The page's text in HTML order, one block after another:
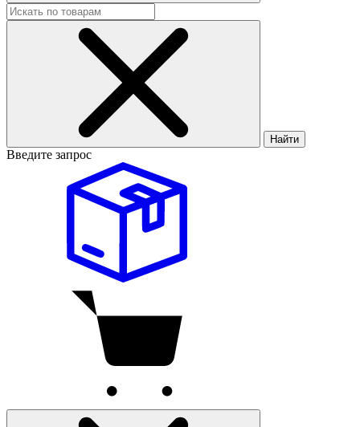
Найти
Введите запрос